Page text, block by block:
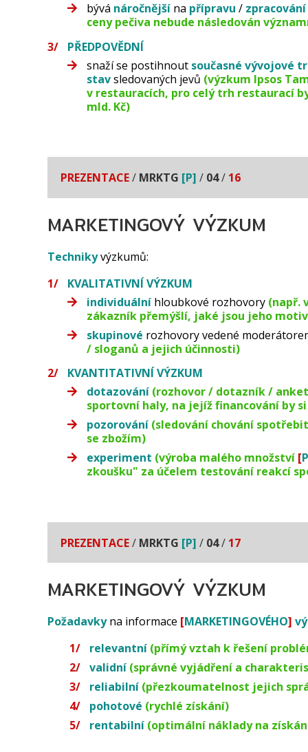
bývá náročnější na přípravu / zpracování
ceny pečiva nebude následován
PŘEDPOVĚDNÍ
snaží se postihnout současné vývojové
stavsledovaných jevů (výzkum Ipsos
v restauracích, pro celý trh restaurací
mld. Kč)
PREZENTACE/ MRKTG [P] / 04/ 16
MARKETINGOVÝ VÝZKUM
Technikyvýzkumů:
KVALITATIVNÍ VÝZKUM
individuální hloubkové rozhovory (např.
zákazník přemýšlí, jaké jsou jeho
skupinové rozhovory vedené
/ sloganů a jejich účinnosti)
KVANTITATIVNÍ VÝZKUM
dotazování (rozhovor / dotazník /
sportovní haly, na jejíž financování by
pozorování (sledování chování
se zbožím)
experiment (výroba malého množství [
zkoušku" za účelem testování reakcí
PREZENTACE/ MRKTG [P] / 04/ 17
MARKETINGOVÝ VÝZKUM
Požadavkyna informace [MARKETINGOVÉHO]
relevantní (přímý vztah k řešení
validní (správné vyjádření a
reliabilní (přezkoumatelnost jejich
pohotové (rychlé získání)
rentabilní (optimální náklady na